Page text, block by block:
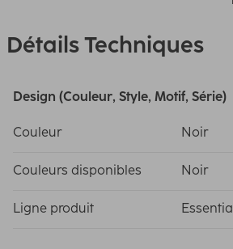
Détails Techniques
Design (Couleur, Style, Motif, Série)
Couleur Noir
Couleurs disponibles Noir
Ligne produit